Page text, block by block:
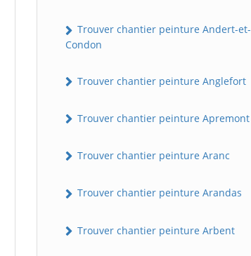
Trouver chantier peinture Andert-et-
Condon
Trouver chantier peinture Anglefort
Trouver chantier peinture Apremont
Trouver chantier peinture Aranc
Trouver chantier peinture Arandas
Trouver chantier peinture Arbent